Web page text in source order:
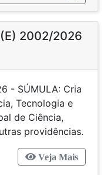
2002/2026
- SÚMULA: Cria
Tecnologia e
de Ciência,
providências.
Veja Mais